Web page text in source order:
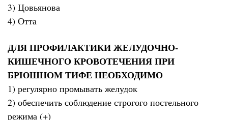
3) Цовьянова
4) Отта
ДЛЯ ПРОФИЛАКТИКИ ЖЕЛУДОЧНО-
КИШЕЧНОГО КРОВОТЕЧЕНИЯ ПРИ
БРЮШНОМ ТИФЕ НЕОБХОДИМО
1) регулярно промывать желудок
2) обеспечить соблюдение строгого постельного
режима (+)